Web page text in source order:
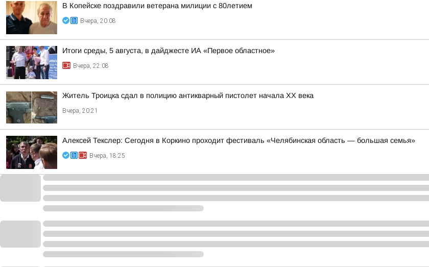
В Копейске поздравили ветерана милиции с 80летием
Вчера, 20:08
Итоги среды, 5 августа, в дайджесте ИА «Первое областное»
Вчера, 22:08
Житель Троицка сдал в полицию антикварный пистолет начала XX века
Вчера, 20:21
Алексей Текслер: Сегодня в Коркино проходит фестиваль «Челябинская область — большая семья»
Вчера, 18:25